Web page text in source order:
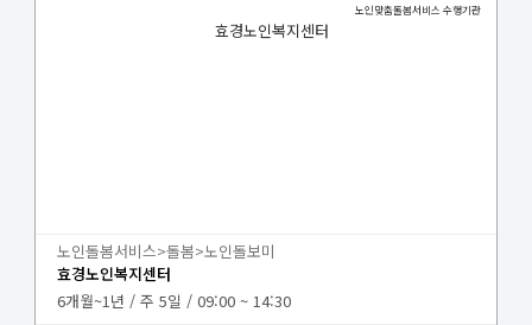
노인맞춤돌봄서비스 수행기관
효경노인복지센터
노인돌봄서비스>돌봄>노인돌보미
효경노인복지센터
6개월~1년 / 주 5일 / 09:00 ~ 14:30